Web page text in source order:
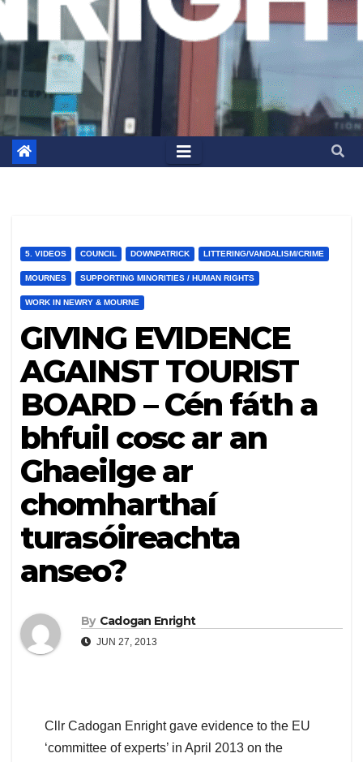
5. VIDEOS COUNCIL DOWNPATRICK LITTERING/VANDALISM/CRIME
MOURNES SUPPORTING MINORITIES / HUMAN RIGHTS
WORK IN NEWRY & MOURNE
GIVING EVIDENCE
AGAINST TOURIST
BOARD – Cén fáth a
bhfuil cosc ar an
Ghaeilge ar
chomharthaí
turasóireachta
anseo?
By Cadogan Enright
JUN 27, 2013
Cllr Cadogan Enright gave evidence to the EU
‘committee of experts’ in April 2013 on the